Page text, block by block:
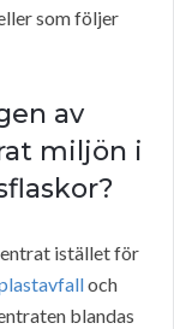
som följer
av
miljön i
istället för
och
blandas